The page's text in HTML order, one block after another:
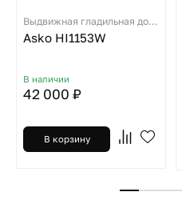
Выдвижная гладильная доска
Asko HI1153W
В наличии
42 000 ₽
В корзину